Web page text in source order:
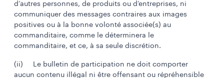
d’autres personnes, de produits ou d’entreprises, ni
communiquer des messages contraires aux images
positives ou à la bonne volonté associée(s) au
commanditaire, comme le déterminera le
commanditaire, et ce, à sa seule discrétion.
(ii) Le bulletin de participation ne doit comporter
aucun contenu illégal ni être offensant ou répréhensible